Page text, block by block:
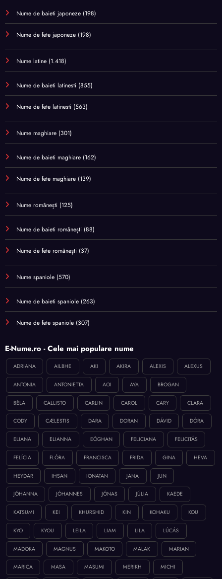
Nume de baieti japoneze (198)
Nume de fete japoneze (198)
Nume latine (1.418)
Nume de baieti latinesti (855)
Nume de fete latinesti (563)
Nume maghiare (301)
Nume de baieti maghiare (162)
Nume de fete maghiare (139)
Nume românești (125)
Nume de baieti românești (88)
Nume de fete românești (37)
Nume spaniole (570)
Nume de baieti spaniole (263)
Nume de fete spaniole (307)
E-Nume.ro - Cele mai populare nume
ADRIANA AILBHE AKI AKIRA ALEXIS ALEXUS
ANTONIA ANTONIETTA AOI AYA BROGAN
BÉLA CALLISTO CARLIN CAROL CARY CLARA
CODY CÆLESTIS DARA DORAN DÁVID DÓRA
ELIANA ELIANNA EÓGHAN FELICIANA FELICITÁS
FELÍCIA FLÓRA FRANCISCA FRIDA GINA HEVA
HEYDAR IHSAN IONATAN JANA JUN
JÓHANNA JÓHANNES JÓNAS JÚLIA KAEDE
KATSUMI KEI KHURSHID KIN KOHAKU KOU
KYO KYOU LEILA LIAM LILA LÚCÁS
MADOKA MAGNUS MAKOTO MALAK MARIAN
MARICA MASA MASUMI MERIKH MICHI